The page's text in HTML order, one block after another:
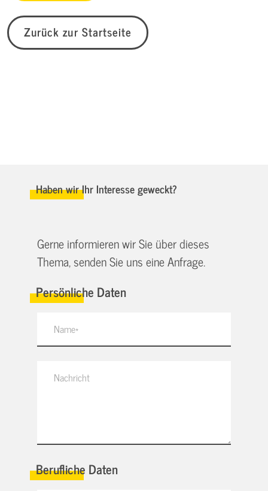
Zurück zur Startseite
Haben wir Ihr Interesse geweckt?
Gerne informieren wir Sie über dieses
Thema, senden Sie uns eine Anfrage.
Persönliche Daten
Berufliche Daten